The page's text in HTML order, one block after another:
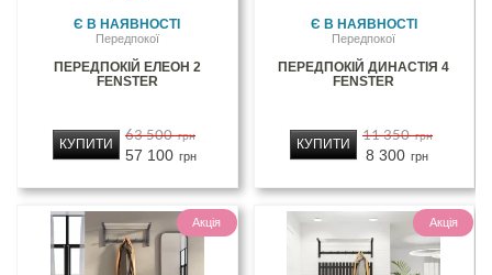
Є В НАЯВНОСТІ
Передпокої
ПЕРЕДПОКІЙ ЕЛЕОН 2
FENSTER
63 500 грн
57 100 грн
КУПИТИ
Є В НАЯВНОСТІ
Передпокої
ПЕРЕДПОКІЙ ДИНАСТІЯ 4
FENSTER
11 350 грн
8 300 грн
КУПИТИ
Акція Акція